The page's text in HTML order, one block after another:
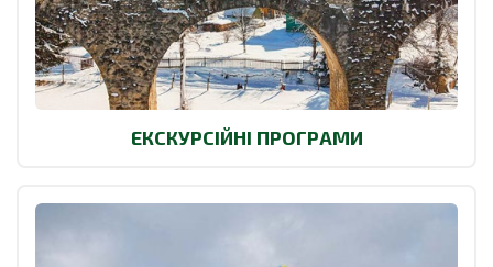
ЕКСКУРСІЙНІ ПРОГРАМИ